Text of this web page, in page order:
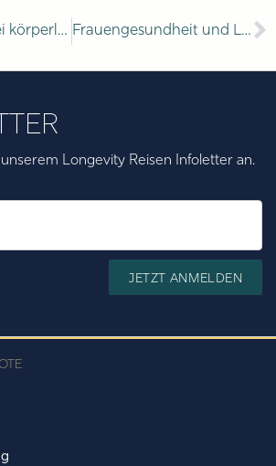
Wie Resilienz bei körperlichen Erkrankungen die Psyche stärkt Frauengesundheit und Langlebigkeit: Ein ganzheitlicher Ansatz
Longevity Reisen Infoletter an.
JETZT ANMELDEN